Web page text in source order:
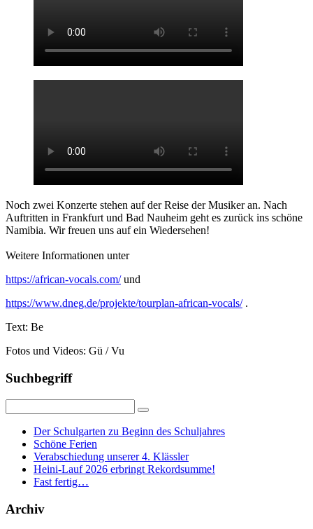
Noch zwei Konzerte stehen auf der Reise der Musiker an. Nach
Auftritten in Frankfurt und Bad Nauheim geht es zurück ins schöne
Namibia. Wir freuen uns auf ein Wiedersehen!
Weitere Informationen unter
https://african-vocals.com/und
https://www.dneg.de/projekte/tourplan-african-vocals/.
Text: Be
Fotos und Videos: Gü / Vu
Suchbegriff
Der Schulgarten zu Beginn des Schuljahres
Schöne Ferien
Verabschiedung unserer 4. Klässler
Heini-Lauf 2026 erbringt Rekordsumme!
Fast fertig…
Archiv